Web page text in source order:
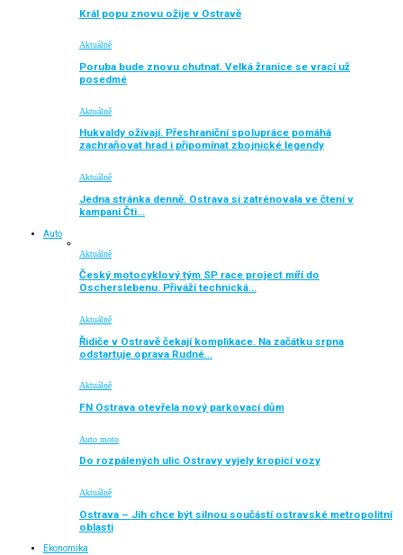
Král popu znovu ožije v Ostravě
Aktuálně
Poruba bude znovu chutnat. Velká žranice se vrací už
posedmé
Aktuálně
Hukvaldy ožívají. Přeshraniční spolupráce pomáhá
zachraňovat hrad i připomínat zbojnické legendy
Aktuálně
Jedna stránka denně. Ostrava si zatrénovala ve čtení v
kampani Čti…
Auto
Aktuálně
Český motocyklový tým SP race project míří do
Oscherslebenu. Přiváží technická…
Aktuálně
Řidiče v Ostravě čekají komplikace. Na začátku srpna
odstartuje oprava Rudné…
Aktuálně
FN Ostrava otevřela nový parkovací dům
Auto moto
Do rozpálených ulic Ostravy vyjely kropicí vozy
Aktuálně
Ostrava – Jih chce být silnou součástí ostravské metropolitní
oblasti
Ekonomika